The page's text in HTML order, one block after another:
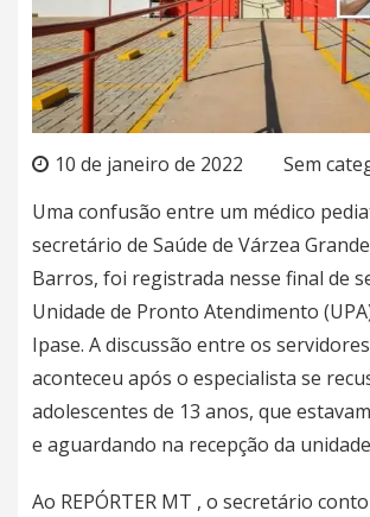
10 de janeiro de 2022
Sem
Uma confusão entre um médico
secretário de Saúde de Várzea
Barros, foi registrada nesse final de
Unidade de Pronto Atendimento
Ipase. A discussão entre os
aconteceu após o especialista se
adolescentes de 13 anos, que
e aguardando na recepção da
Ao REPÓRTER MT , o secretário